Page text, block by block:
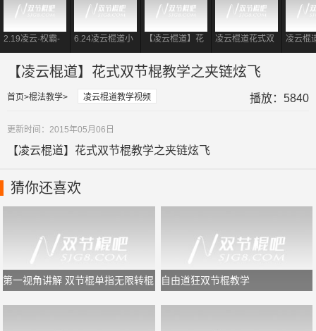
2.19凌云·权霸-
花式双节棍小套
路慢镜教学
6.24凌云棍道小
权转棍小练-花式
双节棍转棍
【凌云棍道】花
式双节棍教学之
[指间反弹组合]
凌云棍道花式双
节棍教学之双手
折叠
凌云棍
节棍教
【凌云棍道】花式双节棍教学之夹链炫飞
首页 棍法教学 凌云棍道教学视频 播放：5840
更新时间：2015年05月06日
【凌云棍道】花式双节棍教学之夹链炫飞
猜你还喜欢
第一视角讲解 双节棍单指无限转棍 自由道狂双节棍教学